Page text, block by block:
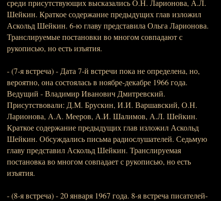
среди присутствующих высказались О.Н. Ларионова, А.Л.
Шейкин. Краткое содержание предыдущих глав изложил
Аскольд Шейкин. 6-ю главу представила Ольга Ларионова.
Транслируемые постановки во многом совпадают с
рукописью, но есть изъятия.
- (7-я встреча) - Дата 7-й встречи пока не определена, но,
вероятно, она состоялась в ноябре-декабре 1966 года.
Ведущий - Владимир Иванович Дмитревский.
Присутствовали: Д.М. Брускин, И.И. Варшавский, О.Н.
Ларионова, А.А. Мееров, А.И. Шалимов, А.Л. Шейкин.
Краткое содержание предыдущих глав изложил Аскольд
Шейкин. Обсуждались письма радиослушателей. Седьмую
главу представил Аскольд Шейкин. Транслируемая
постановка во многом совпадает с рукописью, но есть
изъятия.
- (8-я встреча) - 20 января 1967 года. 8-я встреча писателей-